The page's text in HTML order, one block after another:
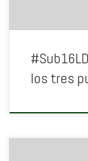
los tres